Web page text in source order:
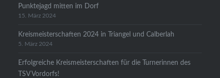
Punktejagd mitten im Dorf
15. März 2024
Kreismeisterschaften 2024 in Triangel und Calberlah
5. März 2024
Erfolgreiche Kreismeisterschaften für die Turnerinnen des
TSV Vordorfs!